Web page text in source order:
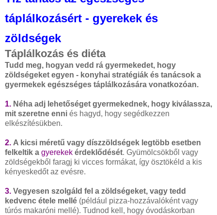
táplálkozásért - gyerekek és
zöldségek
Táplálkozás és diéta
Tudd meg, hogyan vedd rá gyermekedet, hogy
zöldségeket egyen - konyhai stratégiák és tanácsok a
gyermekek egészséges táplálkozására vonatkozóan.
1. Néha adj lehetőséget gyermekednek, hogy kiválassza,
mit szeretne enni és hagyd, hogy segédkezzen
elkészítésükben.
2. A kicsi méretű vagy díszzöldségek legtöbb esetben
felkeltik a gyerekek érdeklődését. Gyümölcsökből vagy
zöldségekből faragj ki vicces formákat, így ösztökéld a kis
kényeskedőt az evésre.
3. Vegyesen szolgáld fel a zöldségeket, vagy tedd
kedvenc étele mellé (például pizza-hozzávalóként vagy
túrós makaróni mellé). Tudnod kell, hogy óvodáskorban